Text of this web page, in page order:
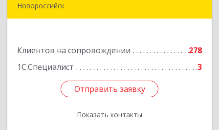
Новороссийск
Клиентов на сопровождении
278
1С:Специалист
3
Отправить заявку
Показать контакты
Подробнее
Отправить заявку
Назад